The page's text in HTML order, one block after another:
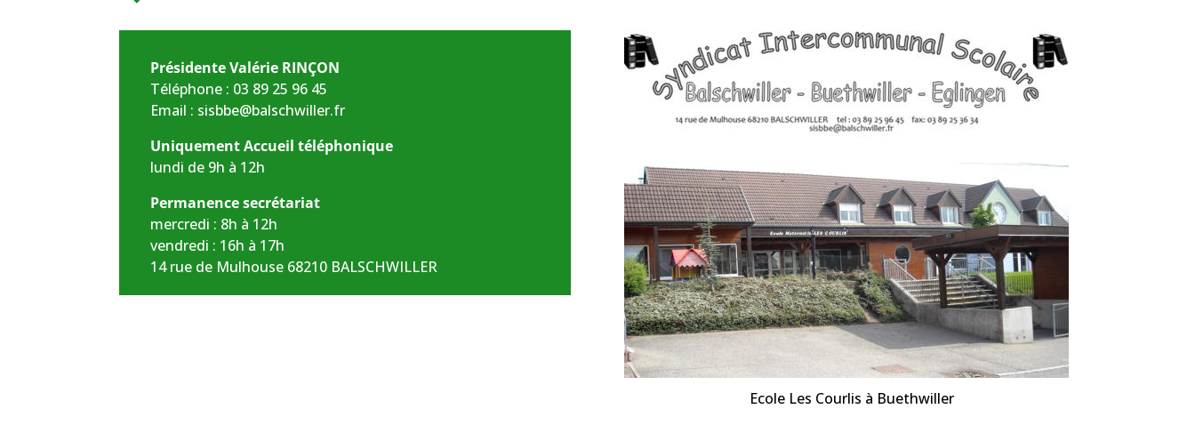
Présidente Valérie RINÇON
Téléphone : 03 89 25 96 45
Email : sisbbe@balschwiller.fr
Uniquement Accueil téléphonique
lundi de 9h à 12h
Permanence secrétariat
mercredi : 8h à 12h
vendredi : 16h à 17h
14 rue de Mulhouse 68210 BALSCHWILLER
Ecole Les Courlis à Buethwiller